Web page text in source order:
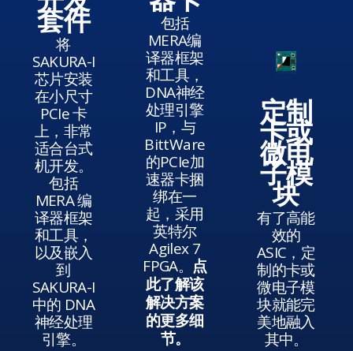
套件
将
SAKURA-I
芯片安装
在小尺寸
PCIe 卡
上，非常
适合台式
机开发。
包括
MERA 编
译器框架
和工具，
以及嵌入
到
SAKURA-I
中的 DNA
神经处理
引擎。
包括
MERA编
译器框架
和工具，
DNA神经
处理引擎
IP，与
BittWare
的PCIe加
速器卡捆
绑在一
起，采用
英特尔
Agilex 7
FPGA。
点
此了解该
解决方案
的更多细
节。
定制
卡或
微电
子模
块
有了高能
效的
ASIC，定
制的卡或
微电子模
块就能完
美地融入
其中。